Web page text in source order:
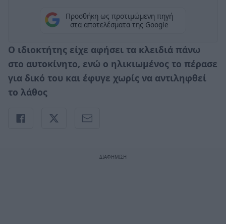
Προσθήκη ως προτιμώμενη πηγή
στα αποτελέσματα της Google
Ο ιδιοκτήτης είχε αφήσει τα κλειδιά πάνω
στο αυτοκίνητο, ενώ ο ηλικιωμένος το πέρασε
για δικό του και έφυγε χωρίς να αντιληφθεί
το λάθος